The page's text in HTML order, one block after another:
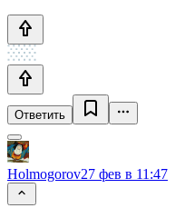
Ответить
Holmogorov27 фев в 11:47